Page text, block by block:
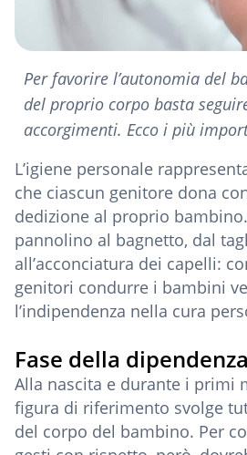
Per favorire l’autonomia del
del proprio corpo basta
accorgimenti. Ecco i più
L’igiene personale
che ciascun genitore dona
dedizione al proprio
pannolino al bagnetto, dal
all’acconciatura dei capelli:
genitori condurre i bambini
l’indipendenza nella cura
Fase della
Alla nascita e durante i primi
figura di riferimento svolge
del corpo del bambino. Per